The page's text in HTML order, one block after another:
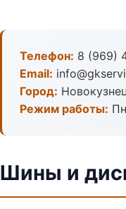
Телефон: 8 (969)
Email:
Город:
Режим работы:
Шины и